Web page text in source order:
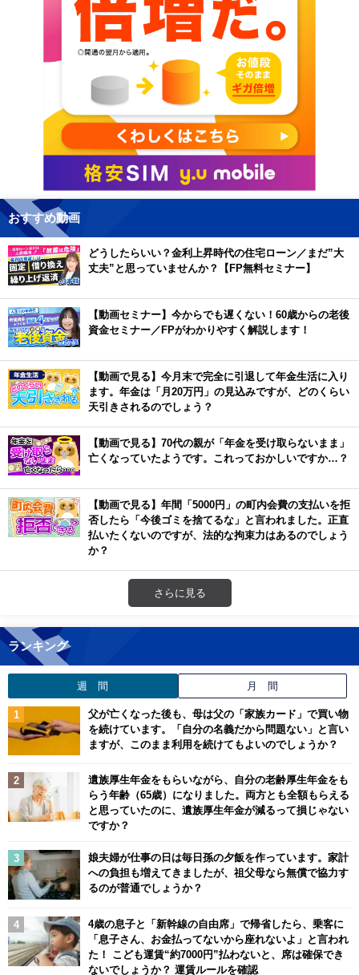
おすすめ動画
どうしたらいい？金利上昇時代の住宅ローン／まだ”大
丈夫”と思っていませんか？【FP無料セミナー】
【動画セミナー】今からでも遅くない！60歳からの老後
資金セミナー／FPがわかりやすく解説します！
【動画で見る】今月末で完全に引退して年金生活に入り
ます。年金は「月20万円」の見込みですが、どのくらい
天引きされるのでしょう？
【動画で見る】70代の親が「年金を受け取らないまま」
亡くなっていたようです。これっておかしいですか…？
【動画で見る】年間「5000円」の町内会費の支払いを拒
否したら「今後ゴミを捨てるな」と言われました。正直
払いたくないのですが、法的な拘束力はあるのでしょう
か？
さらに見る
ランキング
週 間 月 間
父が亡くなった後も、母は父の「家族カード」で買い物
を続けています。「自分の名義だから問題ない」と言い
ますが、このまま利用を続けてもよいのでしょうか？
遺族厚生年金をもらいながら、自分の老齢厚生年金をも
らう年齢（65歳）になりました。両方とも全額もらえる
と思っていたのに、遺族厚生年金が減るって損じゃない
ですか？
娘夫婦が仕事の日は毎日孫の夕飯を作っています。家計
への負担も増えてきましたが、祖父母なら無償で協力す
るのが普通でしょうか？
4歳の息子と「新幹線の自由席」で帰省したら、乗客に
「息子さん、お金払ってないから座れないよ」と言われ
た！ こども運賃“約7000円”払わないと、席は確保でき
ないでしょうか？ 運賃ルールを確認